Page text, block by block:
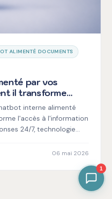
ALIMENTÉ DOCUMENTS
par vos
il transforme
en entreprise
interne alimenté
l'accès à l'information
24/7, technologie
06 mai 2026
1